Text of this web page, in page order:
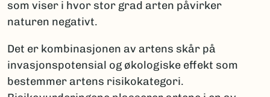
som viser i hvor stor grad arten påvirker
naturen negativt.
Det er kombinasjonen av artens skår på
invasjonspotensial og økologiske effekt som
bestemmer artens risikokategori.